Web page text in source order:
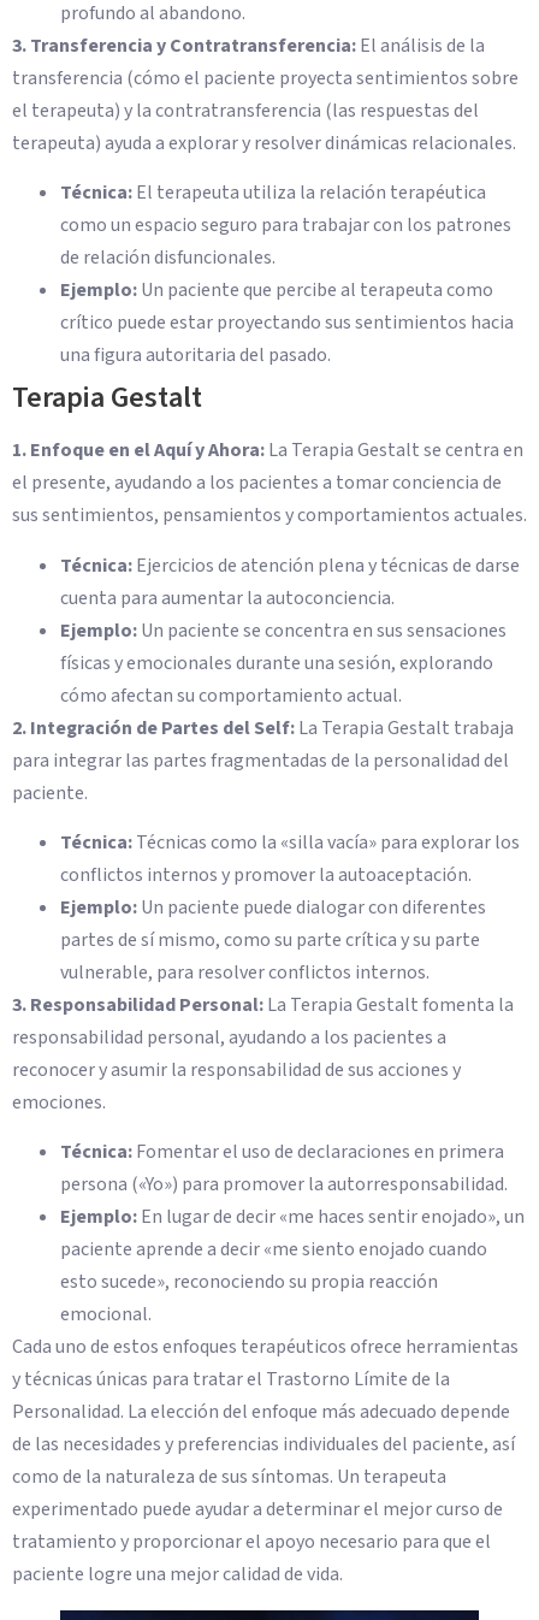
profundo al abandono.
3. Transferencia y Contratransferencia:El análisis de la
transferencia (cómo el paciente proyecta sentimientos sobre
el terapeuta) y la contratransferencia (las respuestas del
terapeuta) ayuda a explorar y resolver dinámicas relacionales.
Técnica:El terapeuta utiliza la relación terapéutica
como un espacio seguro para trabajar con los patrones
de relación disfuncionales.
Ejemplo:Un paciente que percibe al terapeuta como
crítico puede estar proyectando sus sentimientos hacia
una figura autoritaria del pasado.
Terapia Gestalt
1. Enfoque en el Aquí y Ahora:La Terapia Gestalt se centra en
el presente, ayudando a los pacientes a tomar conciencia de
sus sentimientos, pensamientos y comportamientos actuales.
Técnica:Ejercicios de atención plena y técnicas de darse
cuenta para aumentar la autoconciencia.
Ejemplo:Un paciente se concentra en sus sensaciones
físicas y emocionales durante una sesión, explorando
cómo afectan su comportamiento actual.
2. Integración de Partes del Self:La Terapia Gestalt trabaja
para integrar las partes fragmentadas de la personalidad del
paciente.
Técnica:Técnicas como la «silla vacía» para explorar los
conflictos internos y promover la autoaceptación.
Ejemplo:Un paciente puede dialogar con diferentes
partes de sí mismo, como su parte crítica y su parte
vulnerable, para resolver conflictos internos.
3. Responsabilidad Personal:La Terapia Gestalt fomenta la
responsabilidad personal, ayudando a los pacientes a
reconocer y asumir la responsabilidad de sus acciones y
emociones.
Técnica:Fomentar el uso de declaraciones en primera
persona («Yo») para promover la autorresponsabilidad.
Ejemplo:En lugar de decir «me haces sentir enojado», un
paciente aprende a decir «me siento enojado cuando
esto sucede», reconociendo su propia reacción
emocional.
Cada uno de estos enfoques terapéuticos ofrece herramientas
y técnicas únicas para tratar el Trastorno Límite de la
Personalidad. La elección del enfoque más adecuado depende
de las necesidades y preferencias individuales del paciente, así
como de la naturaleza de sus síntomas. Un terapeuta
experimentado puede ayudar a determinar el mejor curso de
tratamiento y proporcionar el apoyo necesario para que el
paciente logre una mejor calidad de vida.